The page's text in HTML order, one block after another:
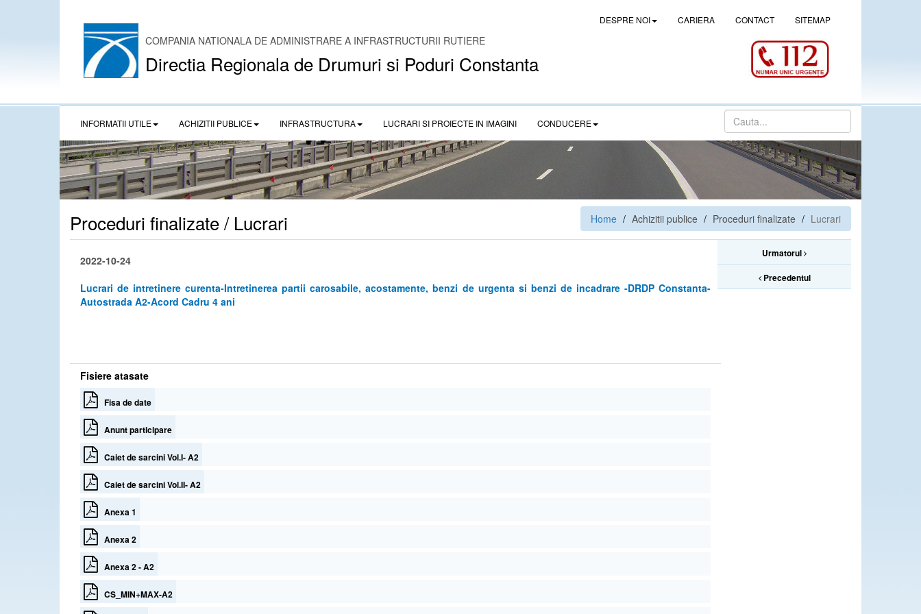
DESPRE NOI CARIERA CONTACT SITEMAP
COMPANIA NATIONALA DE ADMINISTRARE A INFRASTRUCTURII RUTIERE
Directia Regionala de Drumuri si Poduri Constanta
INFORMATII UTILE ACHIZITII PUBLICE INFRASTRUCTURA LUCRARI SI PROIECTE IN IMAGINI CONDUCERE
Proceduri finalizate / Lucrari Home Achizitii publice Proceduri finalizate Lucrari
2022-10-24
Lucrari de intretinere curenta-Intretinerea partii carosabile, acostamente, benzi de urgenta si benzi de incadrare -DRDP Constanta-
Autostrada A2-Acord Cadru 4 ani
Urmatorul
Precedentul
Fisiere atasate
Fisa de date
Anunt participare
Caiet de sarcini Vol.I- A2
Caiet de sarcini Vol.II- A2
Anexa 1
Anexa 2
Anexa 2 - A2
CS_MIN+MAX-A2